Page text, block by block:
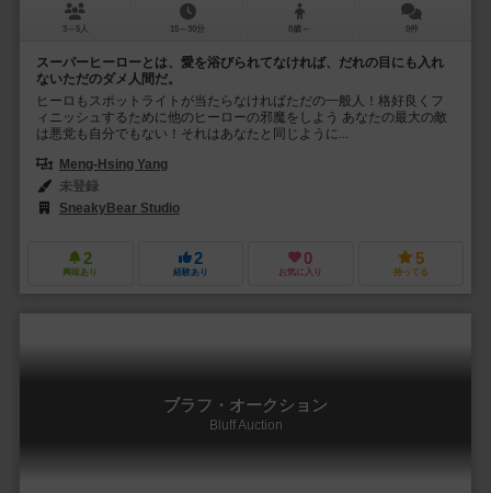
3～5人 15～30分 8歳～ 0件
スーパーヒーローとは、愛を浴びられてなければ、だれの目にも入れ
ないただのダメ人間だ。
ヒーロもスポットライトが当たらなければただの一般人！格好良くフ
ィニッシュするために他のヒーローの邪魔をしよう あなたの最大の敵
は悪党も自分でもない！それはあなたと同じように...
Meng-Hsing Yang
未登録
SneakyBear Studio
2
興味あり
2
経験あり
0
お気に入り
5
持ってる
ブラフ・オークション
Bluff Auction